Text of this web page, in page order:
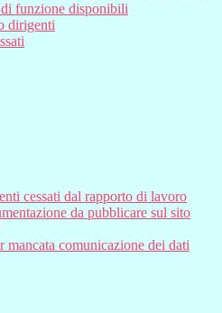
funzione disponibili
dirigenti
cessati dal rapporto di lavoro
da pubblicare sul sito
mancata comunicazione dei dati